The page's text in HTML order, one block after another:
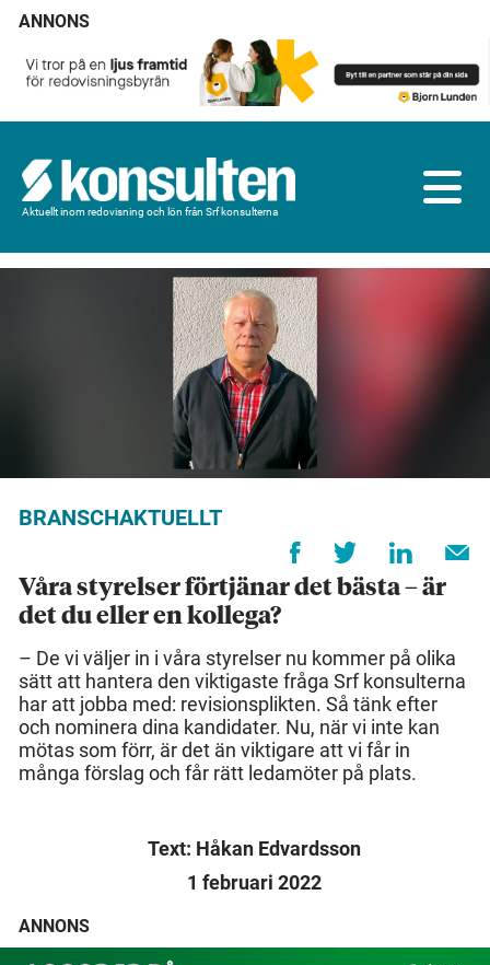
ANNONS
Aktuellt inom redovisning och lön från Srf konsulterna
BRANSCHAKTUELLT
Våra styrelser förtjänar det bästa – är
det du eller en kollega?
– De vi väljer in i våra styrelser nu kommer på olika
sätt att hantera den viktigaste fråga Srf konsulterna
har att jobba med: revisionsplikten. Så tänk efter
och nominera dina kandidater. Nu, när vi inte kan
mötas som förr, är det än viktigare att vi får in
många förslag och får rätt ledamöter på plats.
Text: Håkan Edvardsson
1 februari 2022
ANNONS